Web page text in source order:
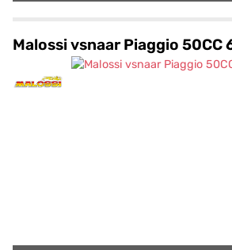
Malossi vsnaar Piaggio 50CC